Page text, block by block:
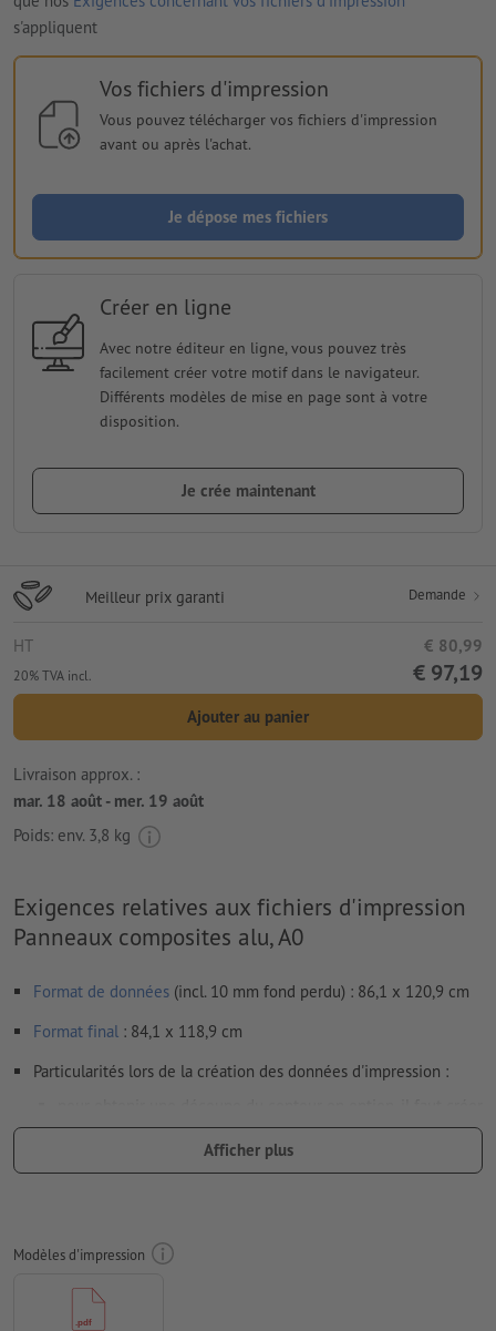
s'appliquent
Vos fichiers d'impression
Vous pouvez télécharger vos fichiers d'impression
avant ou après l'achat.
Je dépose mes fichiers
Créer en ligne
Avec notre éditeur en ligne, vous pouvez très
facilement créer votre motif dans le navigateur.
Différents modèles de mise en page sont à votre
disposition.
Je crée maintenant
Meilleur prix garanti Demande
HT € 80,99
20% TVA incl. € 97,19
Ajouter au panier
Livraison approx. :
mar. 18 août - mer. 19 août
Poids: env. 3,8 kg
Exigences relatives aux fichiers d'impression
Panneaux composites alu, A0
Format de données (incl. 10 mm fond perdu) : 86,1 x 120,9 cm
Format final : 84,1 x 118,9 cm
Particularités lors de la création des données d'impression :
unedécoupe du contourdans les données d'impression
Résolution:150 dpi
importantes à une distance de min. 4 mm du format final
doivent être vectorisés
Afficher plus
Modèles d'impression